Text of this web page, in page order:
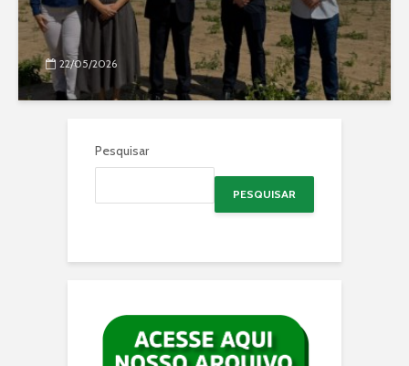
22/05/2026
Pesquisar
PESQUISAR